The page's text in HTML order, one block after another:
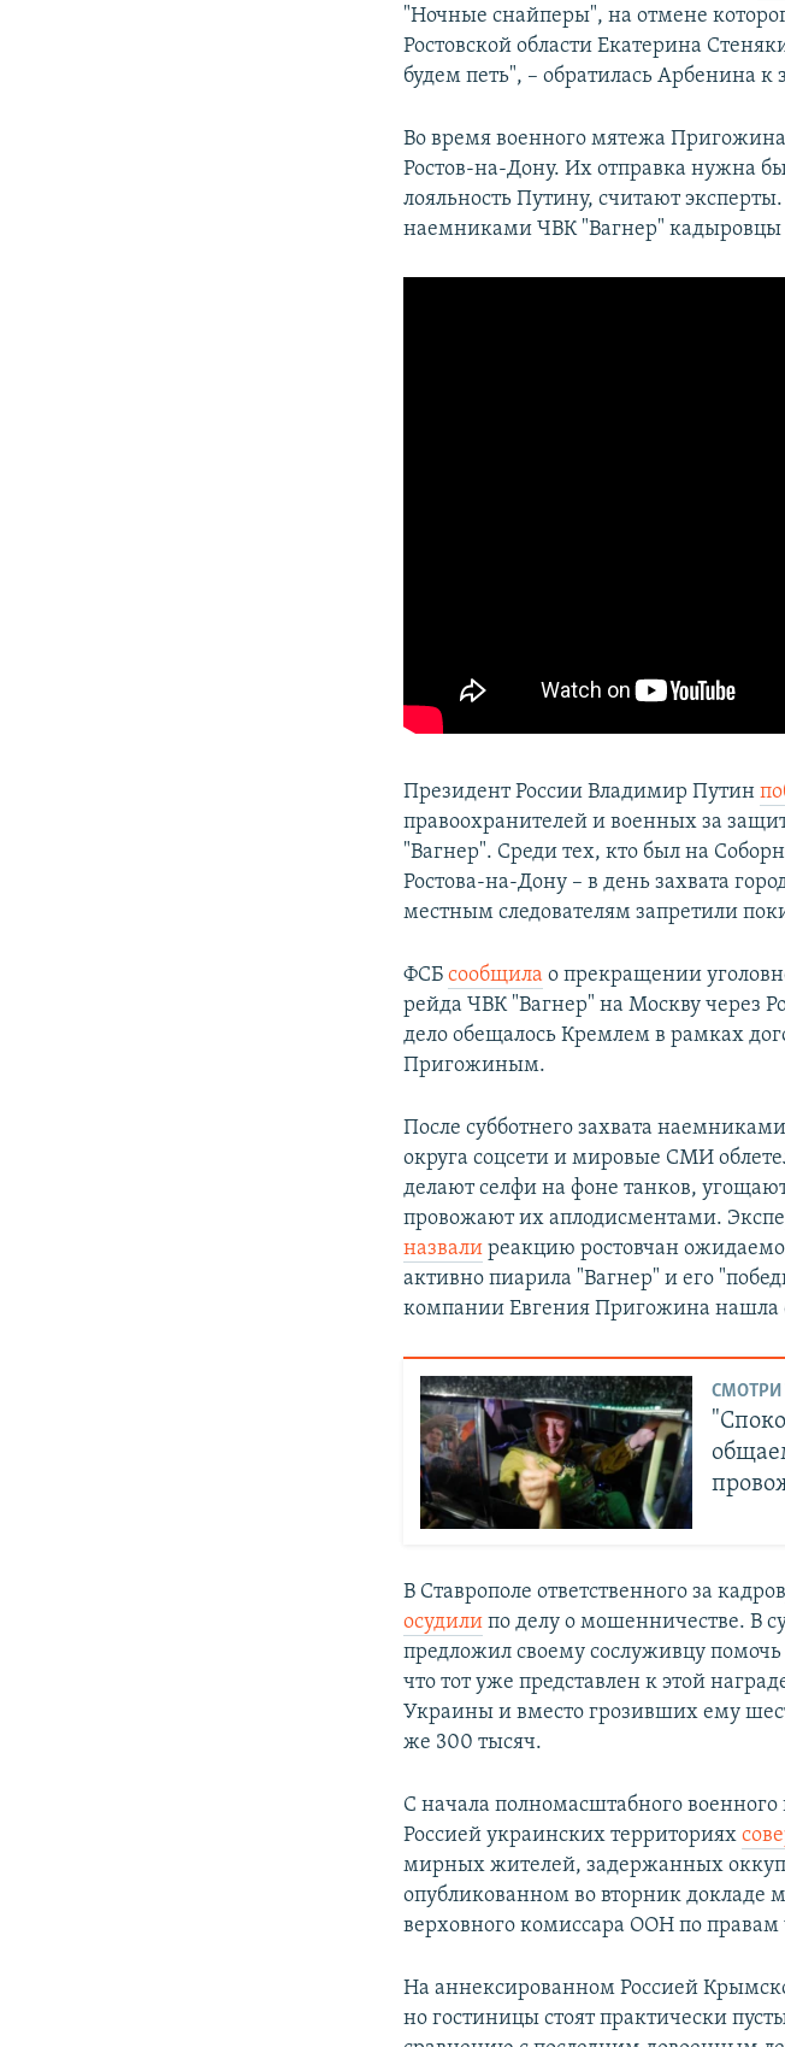
"Ночные снайперы", на отмене
Ростовской области Екатерина
будем петь", – обратилась Арбенина к
Во время военного мятежа
Ростов-на-Дону. Их отправка нужна
лояльность Путину, считают
наемниками ЧВК "Вагнер" кадыровцы
Президент России Владимир Путин
правоохранителей и военных за
"Вагнер". Среди тех, кто был на
Ростова-на-Дону – в день захвата
местным следователям запретили
ФСБсообщила о прекращении
рейда ЧВК "Вагнер" на Москву через
дело обещалось Кремлем в рамках
Пригожиным.
После субботнего захвата
округа соцсети и мировые СМИ
делают селфи на фоне танков,
провожают их аплодисментами.
назвали реакцию ростовчан
активно пиарила "Вагнер" и его
компании Евгения Пригожина нашла
СМОТРИ
В Ставрополе ответственного за
осудили по делу о мошенничестве. В
предложил своему сослуживцу
что тот уже представлен к этой
Украины и вместо грозивших ему
же 300 тысяч.
С начала полномасштабного
Россией украинских территориях
мирных жителей, задержанных
опубликованном во вторник докладе
верховного комиссара ООН по правам
На аннексированном Россией
но гостиницы стоят практически